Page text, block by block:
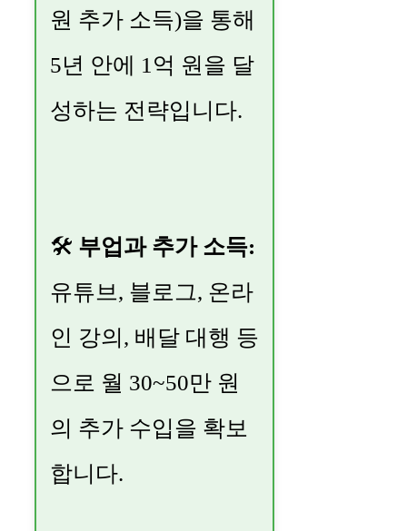
원 추가 소득)을 통해
5년 안에 1억 원을 달
성하는 전략입니다.
🛠 부업과 추가 소득:
유튜브, 블로그, 온라
인 강의, 배달 대행 등
으로 월 30~50만 원
의 추가 수입을 확보
합니다.